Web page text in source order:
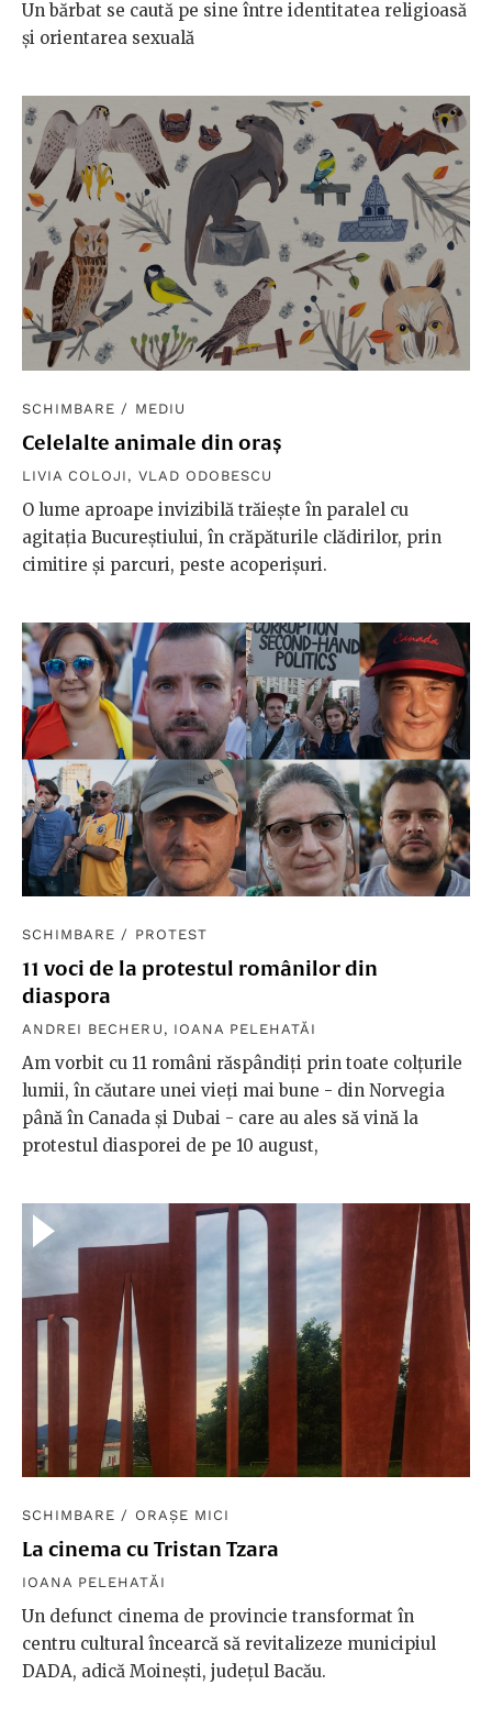
Un bărbat se caută pe sine între identitatea religioasă
și orientarea sexuală
SCHIMBARE / MEDIU
Celelalte animale din oraș
LIVIA COLOJI , VLAD ODOBESCU
O lume aproape invizibilă trăiește în paralel cu
agitația Bucureștiului, în crăpăturile clădirilor, prin
cimitire și parcuri, peste acoperișuri.
SCHIMBARE / PROTEST
11 voci de la protestul românilor din
diaspora
ANDREI BECHERU , IOANA PELEHATĂI
Am vorbit cu 11 români răspândiți prin toate colțurile
lumii, în căutare unei vieți mai bune - din Norvegia
până în Canada și Dubai - care au ales să vină la
protestul diasporei de pe 10 august,
SCHIMBARE / ORAȘE MICI
La cinema cu Tristan Tzara
IOANA PELEHATĂI
Un defunct cinema de provincie transformat în
centru cultural încearcă să revitalizeze municipiul
DADA, adică Moinești, județul Bacău.